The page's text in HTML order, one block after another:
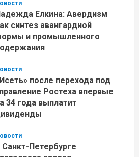
Елкина: Авердизм
синтез авангардной
и промышленного
после перехода под
Ростеха впервые
34 года выплатит
Санкт-Петербурге